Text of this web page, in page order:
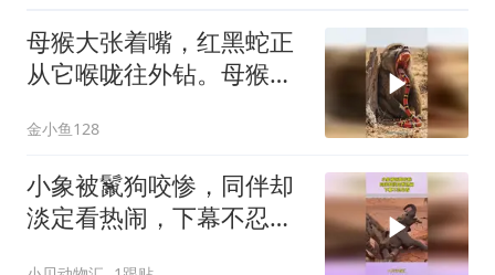
母猴大张着嘴，红黑蛇正
从它喉咙往外钻。母猴表
金小鱼128
小象被鬣狗咬惨，同伴却
淡定看热闹，下幕不忍心